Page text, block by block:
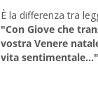
È la differenza tra
"Con Giove che
vostra Venere
vita sentimentale..."